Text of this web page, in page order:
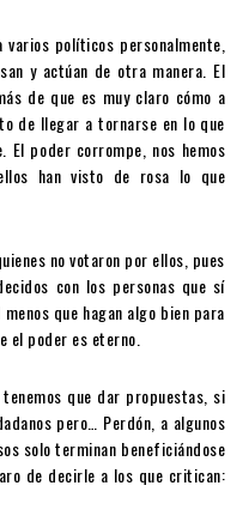
políticos personalmente,
y actúan de otra manera. El
de que es muy claro cómo a
de llegar a tornarse en lo que
El poder corrompe, nos hemos
han visto de rosa lo que
no votaron por ellos, pues
con los personas que sí
que hagan algo bien para
el poder es eterno.
que dar propuestas, si
pero… Perdón, a algunos
solo terminan beneficiándose
de decirle a los que critican: